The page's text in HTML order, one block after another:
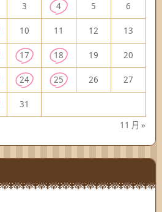
11 月 »
3 4 5 6
10 11 12 13
17 18 19 20
24 25 26 27
31